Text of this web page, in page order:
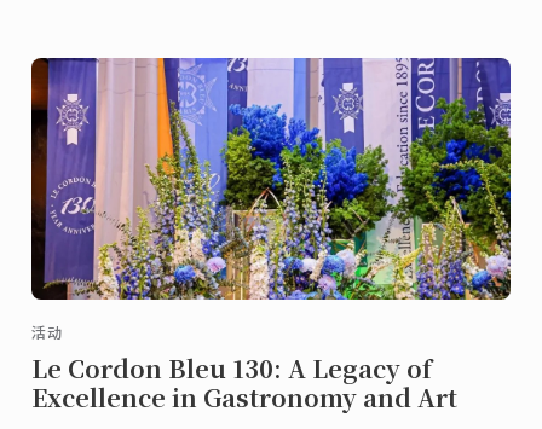
活动
Le Cordon Bleu 130: A Legacy of
Excellence in Gastronomy and Art